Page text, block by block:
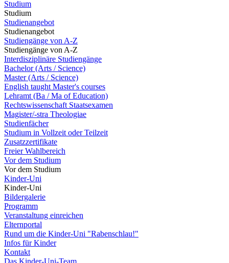
Studium
Studium
Studienangebot
Studienangebot
Studiengänge von A-Z
Studiengänge von A-Z
Interdisziplinäre Studiengänge
Bachelor (Arts / Science)
Master (Arts / Science)
English taught Master's courses
Lehramt (Ba / Ma of Education)
Rechtswissenschaft Staatsexamen
Magister/-stra Theologiae
Studienfächer
Studium in Vollzeit oder Teilzeit
Zusatzzertifikate
Freier Wahlbereich
Vor dem Studium
Vor dem Studium
Kinder-Uni
Kinder-Uni
Bildergalerie
Programm
Veranstaltung einreichen
Elternportal
Rund um die Kinder-Uni "Rabenschlau!"
Infos für Kinder
Kontakt
Das Kinder-Uni-Team